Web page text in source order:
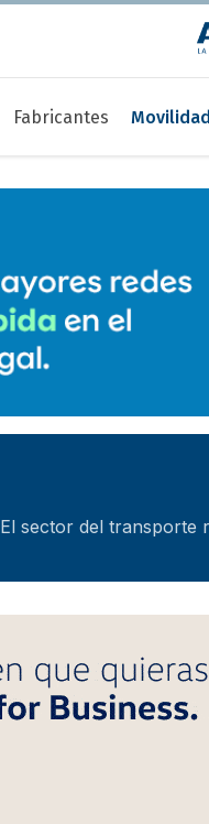
Fabricantes Movilidad
El sector del transporte